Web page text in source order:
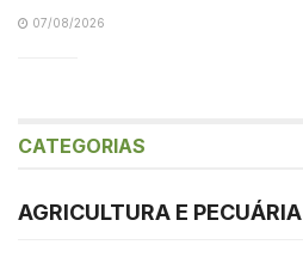
07/08/2026
CATEGORIAS
AGRICULTURA E PECUÁRIA